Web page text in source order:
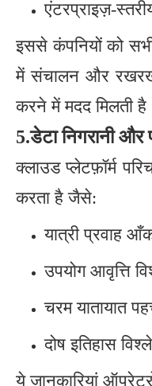
एंटरप्राइज़-
इससे कंपनियों को
में संचालन और
करने में मदद मिलती
5.डेटा निगरानी और
क्लाउड प्लेटफ़ॉर्म
करता है जैसे:
यात्री प्रवाह
उपयोग आवृत्ति
चरम यातायात
दोष इतिहास
ये जानकारियां